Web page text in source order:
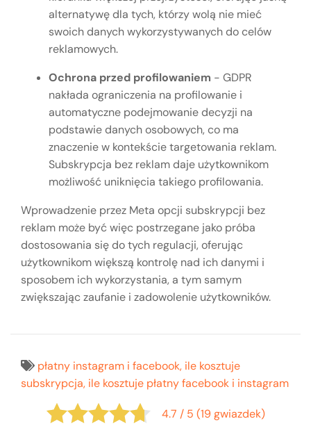
alternatywę dla tych, którzy wolą nie mieć
swoich danych wykorzystywanych do celów
reklamowych.
Ochrona przed profilowaniem - GDPR
nakłada ograniczenia na profilowanie i
automatyczne podejmowanie decyzji na
podstawie danych osobowych, co ma
znaczenie w kontekście targetowania reklam.
Subskrypcja bez reklam daje użytkownikom
możliwość uniknięcia takiego profilowania.
Wprowadzenie przez Meta opcji subskrypcji bez
reklam może być więc postrzegane jako próba
dostosowania się do tych regulacji, oferując
użytkownikom większą kontrolę nad ich danymi i
sposobem ich wykorzystania, a tym samym
zwiększając zaufanie i zadowolenie użytkowników.
płatny instagram i facebook, ile kosztuje
subskrypcja, ile kosztuje płatny facebook i instagram
4.7 / 5 (19 gwiazdek)